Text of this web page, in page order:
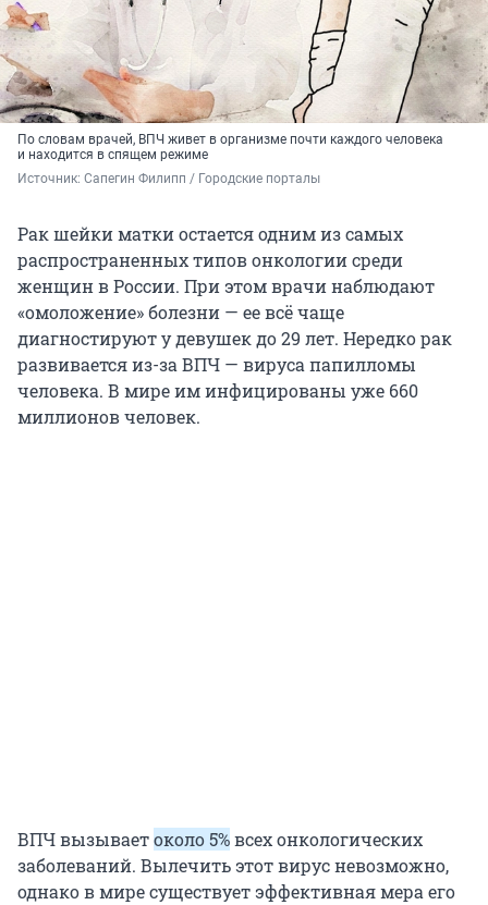
По словам врачей, ВПЧ живет в организме почти каждого человека
и находится в спящем режиме
Источник: Сапегин Филипп / Городские порталы
Рак шейки матки остается одним из самых
распространенных типов онкологии среди
женщин в России. При этом врачи наблюдают
«омоложение» болезни — ее всё чаще
диагностируют у девушек до 29 лет. Нередко рак
развивается из-за ВПЧ — вируса папилломы
человека. В мире им инфицированы уже 660
миллионов человек.
ВПЧ вызываетоколо 5%всех онкологических
заболеваний. Вылечить этот вирус невозможно,
однако в мире существует эффективная мера его